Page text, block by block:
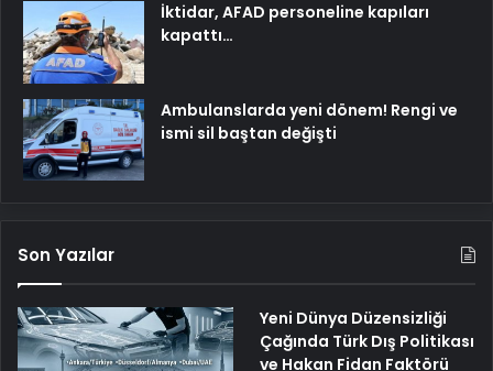
İktidar, AFAD personeline kapıları
kapattı…
Ambulanslarda yeni dönem! Rengi ve
ismi sil baştan değişti
Son Yazılar
Yeni Dünya Düzensizliği
Çağında Türk Dış Politikası
ve Hakan Fidan Faktörü